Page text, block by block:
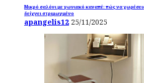
Μικρό σαλόνι με γωνιακό καναπέ: πώς να
δείχνει στριμωγμένο
apangelis12 25/11/2025